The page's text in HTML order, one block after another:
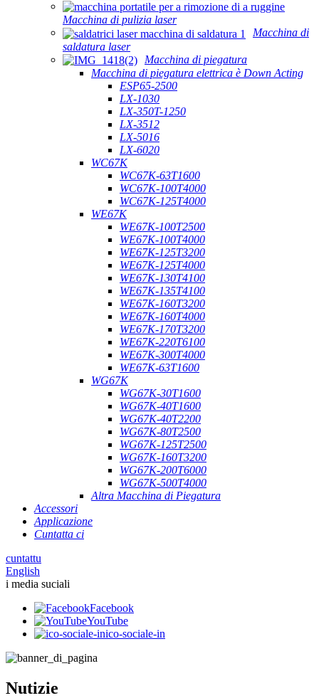
Macchina di pulizia laser
Macchina di
saldatura laser
Macchina di piegatura
Macchina di piegatura elettrica è Down Acting
ESP65-2500
LX-1030
LX-350T-1250
LX-3512
LX-5016
LX-6020
WC67K
WC67K-63T1600
WC67K-100T4000
WC67K-125T4000
WE67K
WE67K-100T2500
WE67K-100T4000
WE67K-125T3200
WE67K-125T4000
WE67K-130T4100
WE67K-135T4100
WE67K-160T3200
WE67K-160T4000
WE67K-170T3200
WE67K-220T6100
WE67K-300T4000
WE67K-63T1600
WG67K
WG67K-30T1600
WG67K-40T1600
WG67K-40T2200
WG67K-80T2500
WG67K-125T2500
WG67K-160T3200
WG67K-200T6000
WG67K-500T4000
Altra Macchina di Piegatura
Accessori
Applicazione
Cuntatta ci
cuntattu
English
i media suciali
Facebook
YouTube
ico-sociale-in
Nutizie